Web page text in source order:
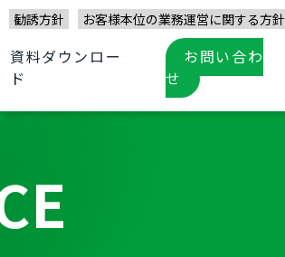
勧誘方針 お客様本位の業務運営に関する方針
資料ダウンロー
ド
お問い合わ
せ